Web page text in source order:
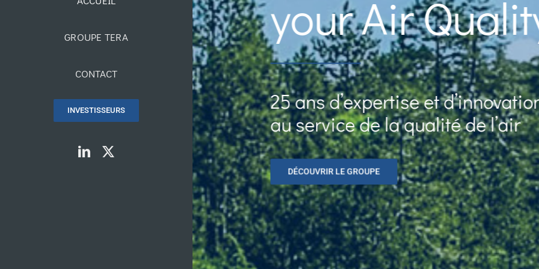
GROUPE TERA
CONTACT
INVESTISSEURS
your Air
25 ans d’expertise et
au service de la qualité de l’air
DÉCOUVRIR LE GROUPE